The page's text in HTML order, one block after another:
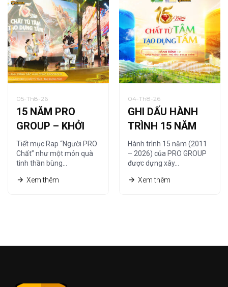
05-Th8-26
15 NĂM PRO
GROUP – KHỞI
NGUỒN TỪ
“NGƯỜI PRO
CHẤT”
Tiết mục Rap “Người PRO
Chất” như một món quà
tinh thần bùng…
Xem thêm
04-Th8-26
GHI DẤU HÀNH
TRÌNH 15 NĂM
CÙNG HỆ THỐNG
NHÀ PHÂN PHỐI
Hành trình 15 năm (2011
– 2026) của PRO GROUP
được dựng xây…
Xem thêm